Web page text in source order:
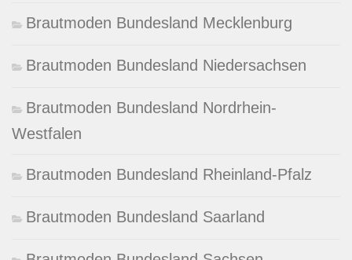
Brautmoden Bundesland Mecklenburg
Brautmoden Bundesland Niedersachsen
Brautmoden Bundesland Nordrhein-
Westfalen
Brautmoden Bundesland Rheinland-Pfalz
Brautmoden Bundesland Saarland